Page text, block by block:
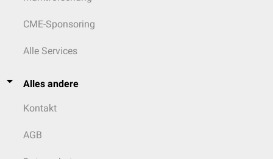
CME-Sponsoring
Alle Services
Alles andere
Kontakt
AGB